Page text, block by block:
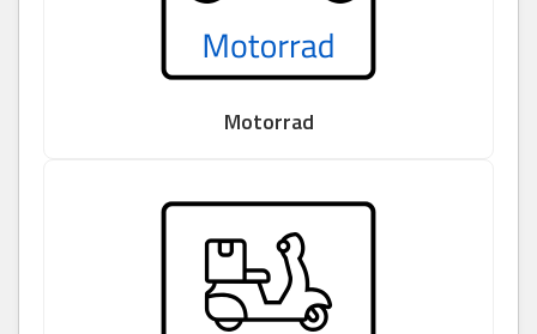
Motorrad